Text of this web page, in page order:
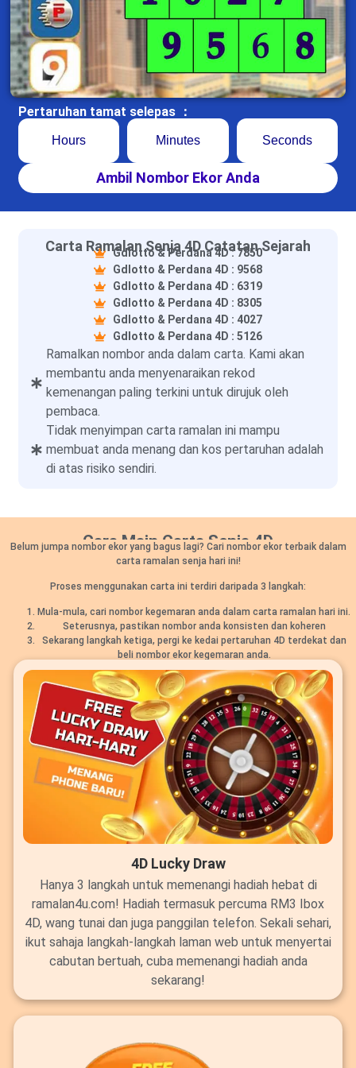
Pertaruhan tamat selepas ：
Hours Minutes Seconds
Ambil Nombor Ekor Anda
Carta Ramalan Senja 4D Catatan Sejarah
Gdlotto & Perdana 4D : 7850
Gdlotto & Perdana 4D : 9568
Gdlotto & Perdana 4D : 6319
Gdlotto & Perdana 4D : 8305
Gdlotto & Perdana 4D : 4027
Gdlotto & Perdana 4D : 5126
Ramalkan nombor anda dalam carta. Kami akan
membantu anda menyenaraikan rekod
kemenangan paling terkini untuk dirujuk oleh
pembaca.
Tidak menyimpan carta ramalan ini mampu
membuat anda menang dan kos pertaruhan adalah
di atas risiko sendiri.
Cara Main Carta Senja 4D
Belum jumpa nombor ekor yang bagus lagi? Cari nombor ekor terbaik dalam
carta ramalan senja hari ini!
Proses menggunakan carta ini terdiri daripada 3 langkah:
Mula-mula, cari nombor kegemaran anda dalam carta ramalan hari ini.
Seterusnya, pastikan nombor anda konsisten dan koheren
Sekarang langkah ketiga, pergi ke kedai pertaruhan 4D terdekat dan
beli nombor ekor kegemaran anda.
4D Lucky Draw
Hanya 3 langkah untuk memenangi hadiah hebat di
ramalan4u.com! Hadiah termasuk percuma RM3 Ibox
4D, wang tunai dan juga panggilan telefon. Sekali sehari,
ikut sahaja langkah-langkah laman web untuk menyertai
cabutan bertuah, cuba memenangi hadiah anda
sekarang!